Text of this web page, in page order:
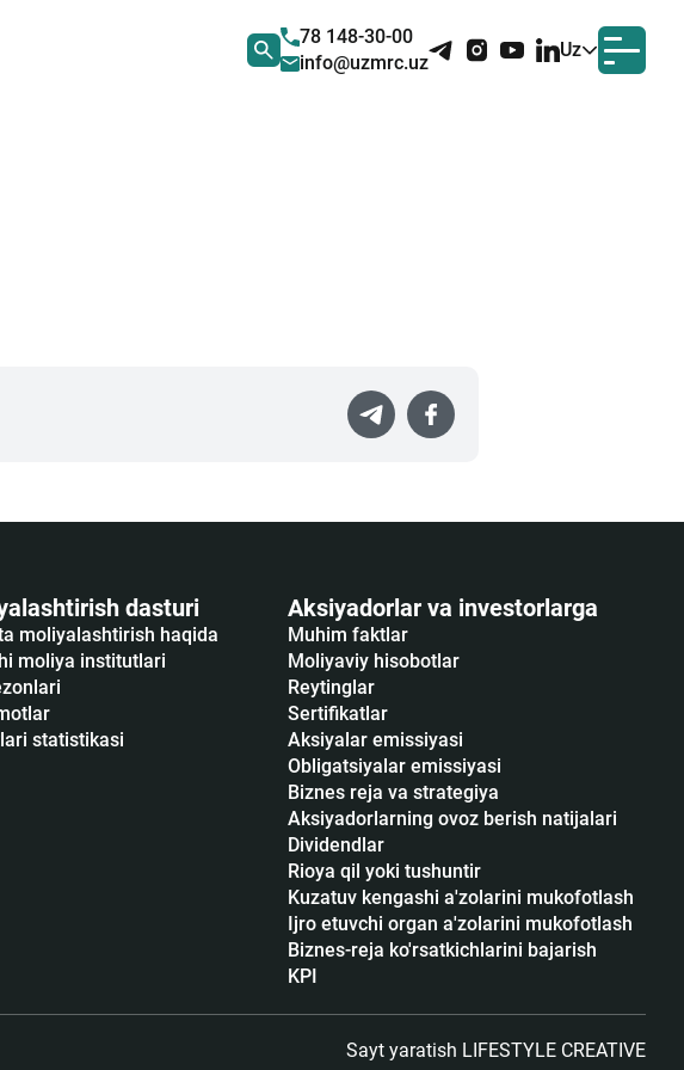
78 148-30-00
info@uzmrc.uz
Uz
dasturi
moliyalashtirish haqida
moliya institutlari
statistikasi
Aksiyadorlar va investorlarga
Muhim faktlar
Moliyaviy hisobotlar
Reytinglar
Sertifikatlar
Аksiyalar emissiyasi
Obligatsiyalar emissiyasi
Biznes reja va strategiya
Aksiyadorlarning ovoz berish natijalari
Dividendlar
Rioya qil yoki tushuntir
Kuzatuv kengashi a'zolarini mukofotlash
Ijro etuvchi organ a'zolarini mukofotlash
Biznes-reja ko'rsatkichlarini bajarish
KPI
Sayt yaratish LIFESTYLE CREATIVE